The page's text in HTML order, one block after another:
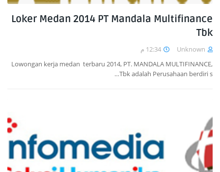
Loker Medan 2014 PT Mandala Multifinance
Tbk
Unknown
12:34 م
Lowongan kerja medan terbaru 2014, PT. MANDALA MULTIFINANCE,
Tbk adalah Perusahaan berdiri s…